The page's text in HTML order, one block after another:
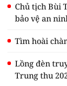
Chủ tịch Bùi
bảo vệ an
Tìm hoài
Lồng đèn
Trung thu